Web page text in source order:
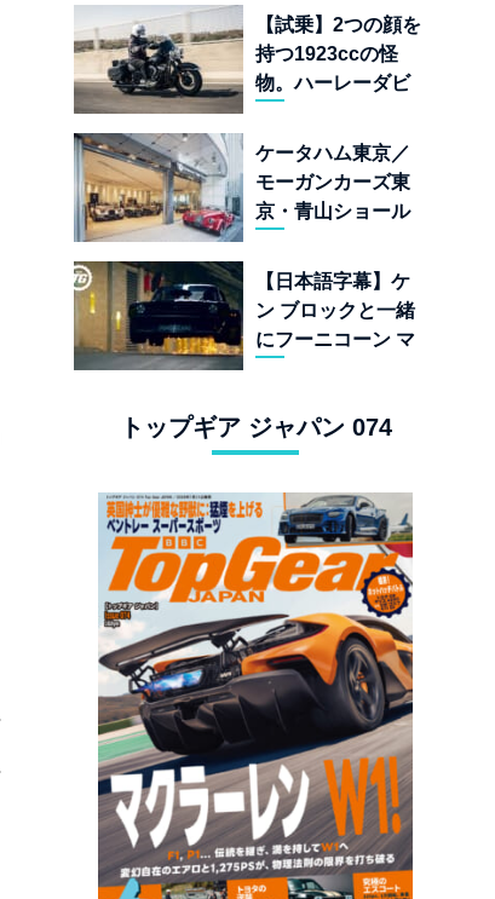
く、新型
「BULLET 650」
と“時間の質”を愛
する理由
【試乗】2つの顔を
持つ1923ccの怪
物。ハーレーダビ
ォーキーエイト
117」の深淵を覗く
ケータハム東京／
モーガンカーズ東
京・青山ショール
「移動手段」では
なく「人生」だ
【日本語字幕】ケ
ン ブロックと一緒
にフーニコーン マ
トップギア ジャパン 074